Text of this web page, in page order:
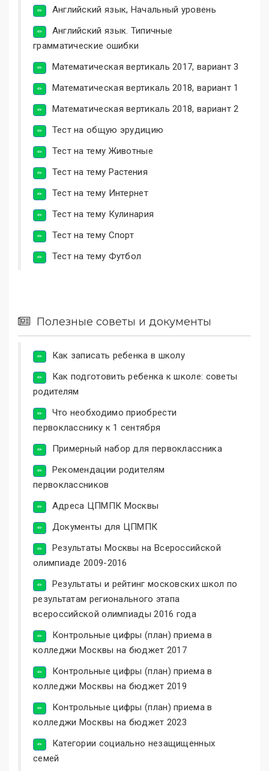
Английский язык, Начальный уровень
Английский язык. Типичные
грамматические ошибки
Математическая вертикаль 2017, вариант 3
Математическая вертикаль 2018, вариант 1
Математическая вертикаль 2018, вариант 2
Тест на общую эрудицию
Тест на тему Животные
Тест на тему Растения
Тест на тему Интернет
Тест на тему Кулинария
Тест на тему Спорт
Тест на тему Футбол
Полезные советы и документы
Как записать ребенка в школу
Как подготовить ребенка к школе: советы
родителям
Что необходимо приобрести
первокласснику к 1 сентября
Примерный набор для первоклассника
Рекомендации родителям
первоклассников
Адреса ЦПМПК Москвы
Документы для ЦПМПК
Результаты Москвы на Всероссийской
олимпиаде 2009-2016
Результаты и рейтинг московских школ по
результатам регионального этапа
всероссийской олимпиады 2016 года
Контрольные цифры (план) приема в
колледжи Москвы на бюджет 2017
Контрольные цифры (план) приема в
колледжи Москвы на бюджет 2019
Контрольные цифры (план) приема в
колледжи Москвы на бюджет 2023
Категории социально незащищенных
семей